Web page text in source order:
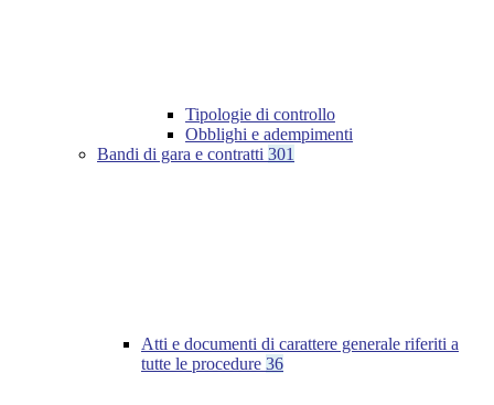
Tipologie di controllo
Obblighi e adempimenti
Bandi di gara e contratti 301
Atti e documenti di carattere generale riferiti a
tutte le procedure 36